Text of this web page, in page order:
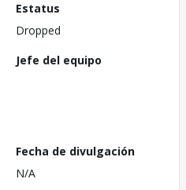
Estatus
Dropped
Jefe del equipo
Fecha de divulgación
N/A